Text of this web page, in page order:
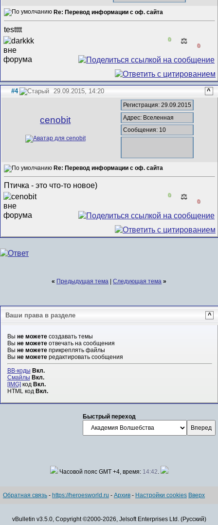
Re: Перевод информации с оф. сайта
testttt
0 ⚖️
0
#4 29.09.2015, 14:20 ^
cenobit
Регистрация: 29.09.2015
Адрес: Вселенная
Сообщения: 10
Re: Перевод информации с оф. сайта
Птичка - это что-то новое)
0 ⚖️
0
« Предыдущая тема | Следующая тема »
Ваши права в разделе ^
Вы не можетесоздавать темы
Вы не можетеотвечать на сообщения
Вы не можетеприкреплять файлы
Вы не можетередактировать сообщения
BB-коды Вкл.
Смайлы Вкл.
[IMG] код Вкл.
HTML код Вкл.
Быстрый переход
Часовой пояс GMT +4, время: 14:42
Обратная связь - https://heroesworld.ru - Архив - Настройки cookies Вверх
vBulletin v3.5.0, Copyright ©2000-2026, Jelsoft Enterprises Ltd. (Русский)